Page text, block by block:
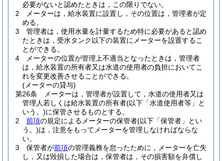
必要がないと認めたときは，この限りでない。
2
メーターは，給水装置に設置し，その位置は，管理者が定
める。
3
管理者は，使用水量を計量するため特に必要があると認め
たときは，受水タンク以下の装置にメーターを設置するこ
とができる。
4
メーターの位置が管理上不適当となったときは，管理者
は，給水装置の所有者又は水道の使用者の負担においてこ
れを変更改善させることができる。
(メーターの貸与)
第26条
メーターは，管理者が設置して，水道の使用者又は
管理人若しくは給水装置の所有者(以下「水道使用者等」と
いう。)に保管させるものとする。
2
前項の規定によるメーターの保管者(以下「保管者」とい
う。)は，注意をもってメーターを管理しなければならな
い。
3
保管者が前項の管理義務を怠ったために，メーターを亡失
し，又は毀損した場合は，保管者は，その損害額を弁償し